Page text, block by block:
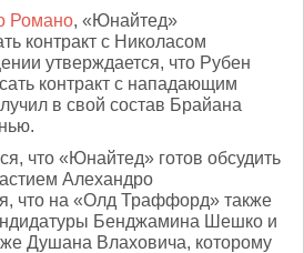
Романо, «Юнайтед»
контракт с Николасом
утверждается, что Рубен
контракт с нападающим
в свой состав Брайана
что «Юнайтед» готов обсудить
Алехандро
что на «Олд Траффорд» также
Бенджамина Шешко и
Душана Влаховича, которому